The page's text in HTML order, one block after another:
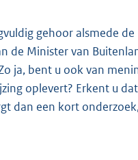
gehoor alsmede de
de Minister van
ja, bent u ook van
oplevert? Erkent u
dan een kort